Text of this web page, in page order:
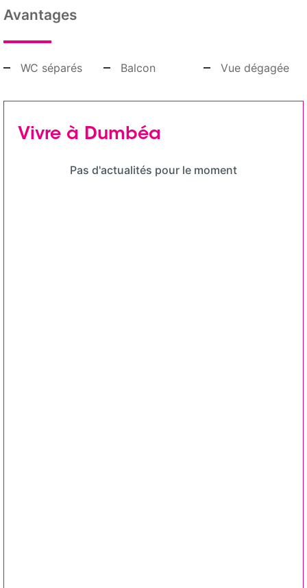
Avantages
WC séparés Balcon Vue dégagée
Vivre à Dumbéa
Pas d'actualités pour le moment